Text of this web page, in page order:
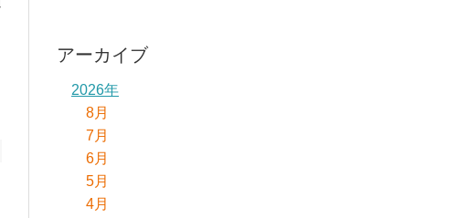
アーカイブ
2026年
8月
7月
6月
5月
4月